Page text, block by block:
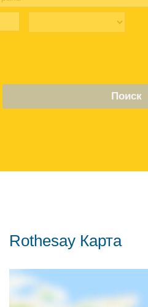
Поиск
Rothesay Карта